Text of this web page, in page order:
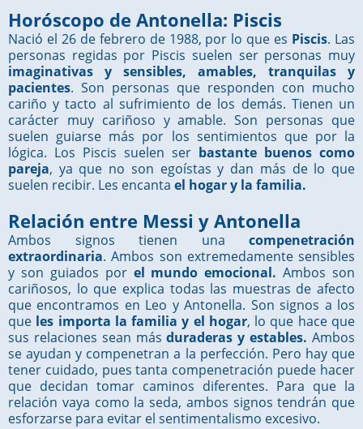
Horóscopo de Antonella: Piscis
Nació el 26 de febrero de 1988, por lo que es Piscis. Las
personas regidas por Piscis suelen ser personas muy
imaginativas y sensibles, amables, tranquilas y
pacientes. Son personas que responden con mucho
cariño y tacto al sufrimiento de los demás. Tienen un
carácter muy cariñoso y amable. Son personas que
suelen guiarse más por los sentimientos que por la
lógica. Los Piscis suelen ser bastante buenos como
pareja, ya que no son egoístas y dan más de lo que
suelen recibir. Les encanta el hogar y la familia.
Relación entre Messi y Antonella
Ambos signos tienen una compenetración
extraordinaria. Ambos son extremedamente sensibles
y son guiados por el mundo emocional. Ambos son
cariñosos, lo que explica todas las muestras de afecto
que encontramos en Leo y Antonella. Son signos a los
que les importa la familia y el hogar, lo que hace que
sus relaciones sean másduraderas y estables.Ambos
se ayudan y compenetran a la perfección. Pero hay que
tener cuidado, pues tanta compenetración puede hacer
que decidan tomar caminos diferentes. Para que la
relación vaya como la seda, ambos signos tendrán que
esforzarse para evitar el sentimentalismo excesivo.